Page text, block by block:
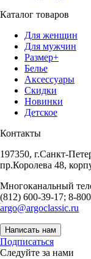
Каталог товаров
Для женщин
Для мужчин
Размер+
Белье
Аксессуары
Скидки
Новинки
Детское
Контакты
197350, г.Санкт-
пр.Королева 48,
Многоканальный
(812) 600-39-17; 8-
argo@argoclassic.ru
Написать нам
Подписаться
Следуйте за нами